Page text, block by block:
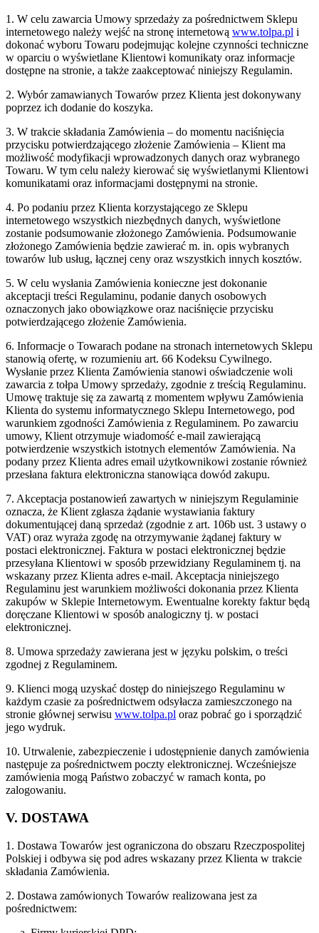
1. W celu zawarcia Umowy sprzedaży za pośrednictwem Sklepu
internetowego należy wejść na stronę internetową www.tolpa.pl i
dokonać wyboru Towaru podejmując kolejne czynności techniczne
w oparciu o wyświetlane Klientowi komunikaty oraz informacje
dostępne na stronie, a także zaakceptować niniejszy Regulamin.
2. Wybór zamawianych Towarów przez Klienta jest dokonywany
poprzez ich dodanie do koszyka.
3. W trakcie składania Zamówienia – do momentu naciśnięcia
przycisku potwierdzającego złożenie Zamówienia – Klient ma
możliwość modyfikacji wprowadzonych danych oraz wybranego
Towaru. W tym celu należy kierować się wyświetlanymi Klientowi
komunikatami oraz informacjami dostępnymi na stronie.
4. Po podaniu przez Klienta korzystającego ze Sklepu
internetowego wszystkich niezbędnych danych, wyświetlone
zostanie podsumowanie złożonego Zamówienia. Podsumowanie
złożonego Zamówienia będzie zawierać m. in. opis wybranych
towarów lub usług, łącznej ceny oraz wszystkich innych kosztów.
5. W celu wysłania Zamówienia konieczne jest dokonanie
akceptacji treści Regulaminu, podanie danych osobowych
oznaczonych jako obowiązkowe oraz naciśnięcie przycisku
potwierdzającego złożenie Zamówienia.
6. Informacje o Towarach podane na stronach internetowych Sklepu
stanowią ofertę, w rozumieniu art. 66 Kodeksu Cywilnego.
Wysłanie przez Klienta Zamówienia stanowi oświadczenie woli
zawarcia z tołpa Umowy sprzedaży, zgodnie z treścią Regulaminu.
Umowę traktuje się za zawartą z momentem wpływu Zamówienia
Klienta do systemu informatycznego Sklepu Internetowego, pod
warunkiem zgodności Zamówienia z Regulaminem. Po zawarciu
umowy, Klient otrzymuje wiadomość e-mail zawierającą
potwierdzenie wszystkich istotnych elementów Zamówienia. Na
podany przez Klienta adres email użytkownikowi zostanie również
przesłana faktura elektroniczna stanowiąca dowód zakupu.
7. Akceptacja postanowień zawartych w niniejszym Regulaminie
oznacza, że Klient zgłasza żądanie wystawiania faktury
dokumentującej daną sprzedaż (zgodnie z art. 106b ust. 3 ustawy o
VAT) oraz wyraża zgodę na otrzymywanie żądanej faktury w
postaci elektronicznej. Faktura w postaci elektronicznej będzie
przesyłana Klientowi w sposób przewidziany Regulaminem tj. na
wskazany przez Klienta adres e-mail. Akceptacja niniejszego
Regulaminu jest warunkiem możliwości dokonania przez Klienta
zakupów w Sklepie Internetowym. Ewentualne korekty faktur będą
doręczane Klientowi w sposób analogiczny tj. w postaci
elektronicznej.
8. Umowa sprzedaży zawierana jest w języku polskim, o treści
zgodnej z Regulaminem.
9. Klienci mogą uzyskać dostęp do niniejszego Regulaminu w
każdym czasie za pośrednictwem odsyłacza zamieszczonego na
stronie głównej serwisu www.tolpa.pl oraz pobrać go i sporządzić
jego wydruk.
10. Utrwalenie, zabezpieczenie i udostępnienie danych zamówienia
następuje za pośrednictwem poczty elektronicznej. Wcześniejsze
zamówienia mogą Państwo zobaczyć w ramach konta, po
zalogowaniu.
V. DOSTAWA
1. Dostawa Towarów jest ograniczona do obszaru Rzeczpospolitej
Polskiej i odbywa się pod adres wskazany przez Klienta w trakcie
składania Zamówienia.
2. Dostawa zamówionych Towarów realizowana jest za
pośrednictwem: